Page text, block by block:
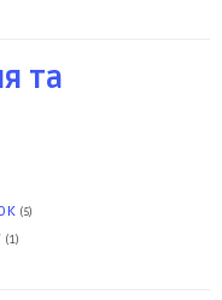
та
(5)
(1)